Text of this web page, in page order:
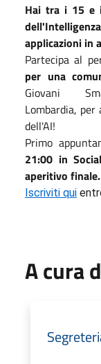
Hai tra i 15 e
applicazioni in
Partecipa al
per una
Giovani
Lombardia,
dell'AI!
Primo
21:00 in
aperitivo finale.
Iscriviti qui
A cura